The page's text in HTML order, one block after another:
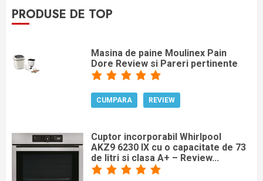
PRODUSE DE TOP
Masina de paine Moulinex Pain
Dore Review si Pareri pertinente
CUMPARA REVIEW
Cuptor incorporabil Whirlpool
AKZ9 6230 IX cu o capacitate de 73
de litri si clasa A+ – Review...